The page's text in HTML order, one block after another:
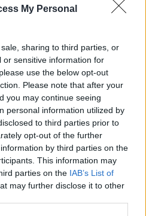
My Personal
sharing to third parties, or
or sensitive information for
use the below opt-out
Please note that after your
you may continue seeing
personal information utilized by
to third parties prior to
opt-out of the further
by third parties on the
This information may
parties on the IAB’s List of
may further disclose it to other
Contratti Pubblici
(Open Data,
e' verificabile sul portale ANAC.
pubblici
di 8 aiuti o contributi pubblici
euro (2021–2025).
per l'acquisto di
attrezzature da parte delle
e del Made in Italy -